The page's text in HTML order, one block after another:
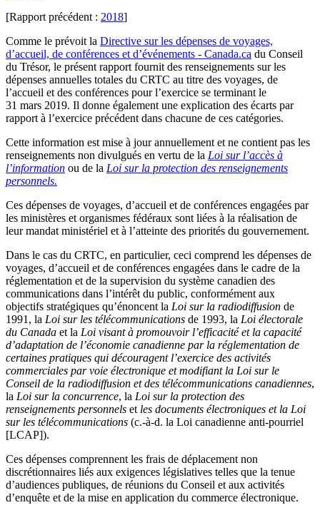
[Rapport précédent : 2018]
Comme le prévoit la Directive sur les dépenses de voyages,
d’accueil, de conférences et d’événements - Canada.ca du Conseil
du Trésor, le présent rapport fournit des renseignements sur les
dépenses annuelles totales du CRTC au titre des voyages, de
l’accueil et des conférences pour l’exercice se terminant le
31 mars 2019. Il donne également une explication des écarts par
rapport à l’exercice précédent dans chacune de ces catégories.
Cette information est mise à jour annuellement et ne contient pas les
renseignements non divulgués en vertu de la Loi sur l’accès à
l’information ou de la Loi sur la protection des renseignements
personnels.
Ces dépenses de voyages, d’accueil et de conférences engagées par
les ministères et organismes fédéraux sont liées à la réalisation de
leur mandat ministériel et à l’atteinte des priorités du gouvernement.
Dans le cas du CRTC, en particulier, ceci comprend les dépenses de
voyages, d’accueil et de conférences engagées dans le cadre de la
réglementation et de la supervision du système canadien des
communications dans l’intérêt du public, conformément aux
objectifs stratégiques qu’énoncent la Loi sur la radiodiffusion de
1991, la Loi sur les télécommunications de 1993, la Loi électorale
du Canada et la Loi visant à promouvoir l’efficacité et la capacité
d’adaptation de l’économie canadienne par la réglementation de
certaines pratiques qui découragent l’exercice des activités
commerciales par voie électronique et modifiant la Loi sur le
Conseil de la radiodiffusion et des télécommunications canadiennes,
la Loi sur la concurrence, la Loi sur la protection des
renseignements personnels et les documents électroniques et la Loi
sur les télécommunications (c.-à-d. la Loi canadienne anti-pourriel
[LCAP]).
Ces dépenses comprennent les frais de déplacement non
discrétionnaires liés aux exigences législatives telles que la tenue
d’audiences publiques, de réunions du Conseil et aux activités
d’enquête et de la mise en application du commerce électronique.